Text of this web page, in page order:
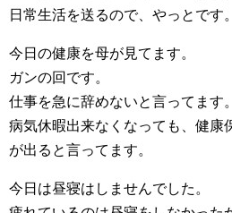
日常生活を送るので、やっとです。
今日の健康を母が見てます。
ガンの回です。
仕事を急に辞めないと言ってます。
病気休暇出来なくなっても、健康
が出ると言ってます。
今日は昼寝はしませんでした。